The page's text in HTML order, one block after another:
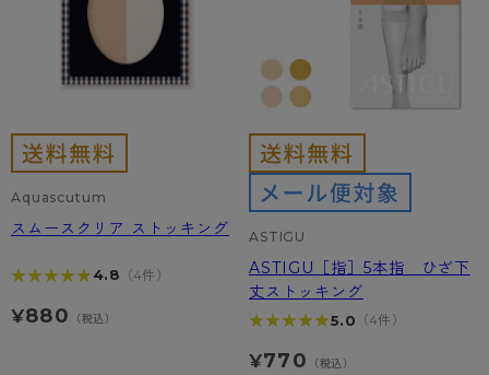
Aquascutum
スムースクリア ストッキング
★★★★★
★★★★★ 4.8 （4件）
¥880 （税込）
ASTIGU
ASTIGU［指］5本指 ひざ下
丈ストッキング
★★★★★
★★★★★5.0 （4件）
¥770 （税込）